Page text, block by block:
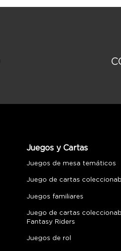
Juegos y Cartas
Juegos de mesa temáticos
Juego de cartas
Juegos familiares
Juego de cartas
Fantasy Riders
Juegos de rol